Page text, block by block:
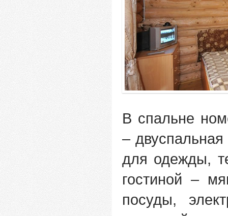
В спальне
–
для одежды,
гостиной –
посуды,